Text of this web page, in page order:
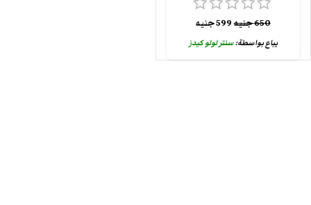
650جنيه599جنيه
يباع بواسطة:سنتر لولو كيدز